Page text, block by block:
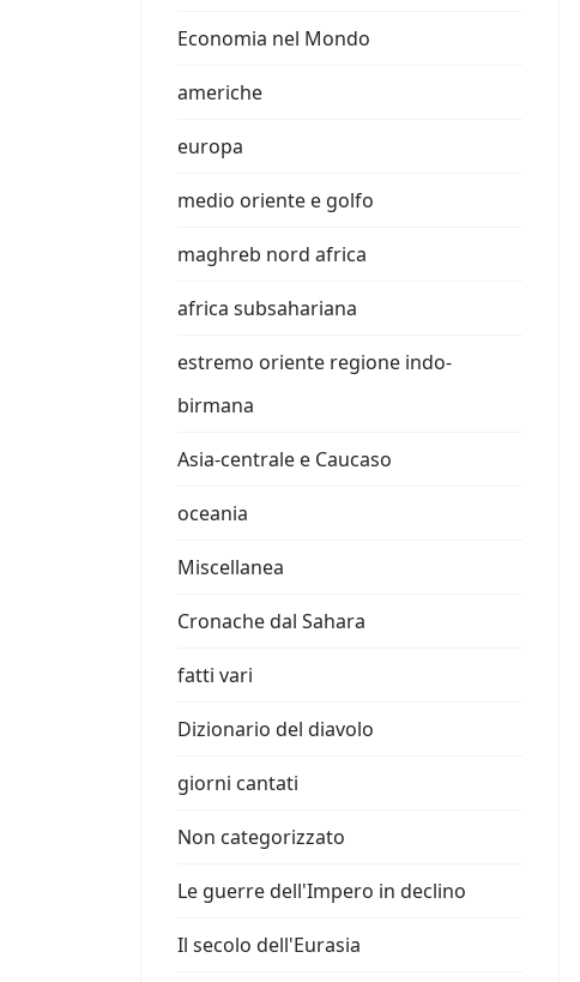
Economia nel Mondo
americhe
europa
medio oriente e golfo
maghreb nord africa
africa subsahariana
estremo oriente regione indo-
birmana
Asia-centrale e Caucaso
oceania
Miscellanea
Cronache dal Sahara
fatti vari
Dizionario del diavolo
giorni cantati
Non categorizzato
Le guerre dell'Impero in declino
Il secolo dell'Eurasia